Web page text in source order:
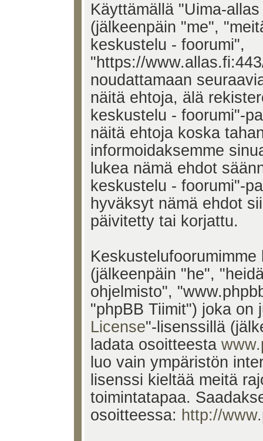
Käyttämällä "Uima-
(jälkeenpäin "me",
keskustelu - foorumi",
"https://
noudattamaan
näitä ehtoja, älä
keskustelu - foorumi"-
näitä ehtoja koska
informoidaksemme
lukea nämä ehdot
keskustelu - foorumi"-
hyväksyt nämä ehdot
päivitetty tai korjattu.
(jälkeenpäin "he",
ohjelmisto",
"phpBB Tiimit") joka on
License"-lisenssillä
ladata osoitteesta
luo vain ympäristön
lisenssi kieltää meitä
toimintatapaa.
osoitteessa: http://